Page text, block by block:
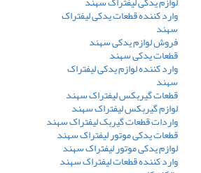
وارد کننده قطعات یدکی لیفتراک
سهند
فروش لوازم یدکی سهند
قطعات یدکی سهند
وارد کننده لوازم یدکی لیفتراک
سهند
قطعات گیربکس لیفتراک سهند
لوازم گیربکس لیفتراک سهند
واردات قطعات گیربک لیفتراک سهند
قطعات یدکی موتور لیفتراک سهند
لوازم یدکی موتور لیفتراک سهند
وارد کننده قطعات لیفتراک سهند